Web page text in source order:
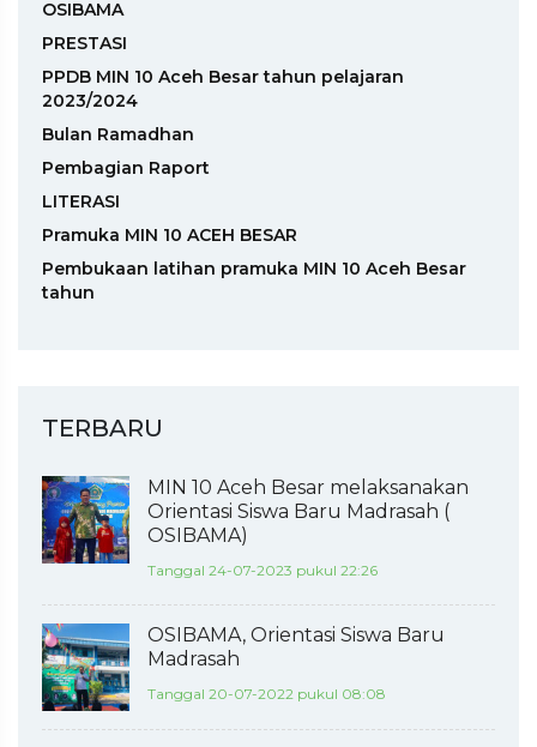
OSIBAMA
PRESTASI
PPDB MIN 10 Aceh Besar tahun pelajaran
2023/2024
Bulan Ramadhan
Pembagian Raport
LITERASI
Pramuka MIN 10 ACEH BESAR
Pembukaan latihan pramuka MIN 10 Aceh Besar
tahun
TERBARU
MIN 10 Aceh Besar melaksanakan
Orientasi Siswa Baru Madrasah (
OSIBAMA)
Tanggal 24-07-2023 pukul 22:26
OSIBAMA, Orientasi Siswa Baru
Madrasah
Tanggal 20-07-2022 pukul 08:08